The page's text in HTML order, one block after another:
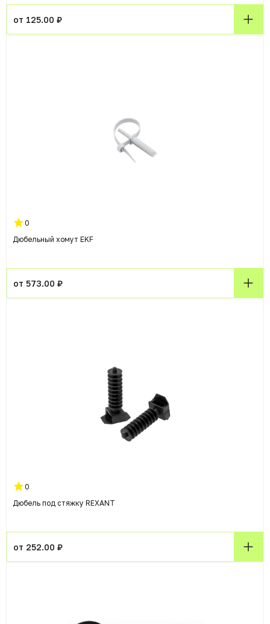
от 125.00 ₽
0
Дюбельный хомут EKF
от 573.00 ₽
0
Дюбель под стяжку REXANT
от 252.00 ₽